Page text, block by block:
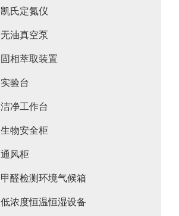
凯氏定氮仪
无油真空泵
固相萃取装置
实验台
洁净工作台
生物安全柜
通风柜
甲醛检测环境气候箱
低浓度恒温恒湿设备